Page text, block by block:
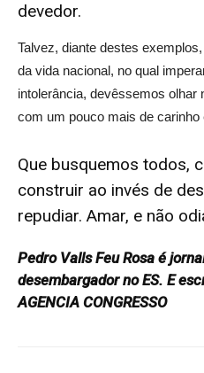
devedor.
Talvez, diante destes
da vida nacional, no qual
intolerância, devêssemos
com um pouco mais de carinho
Que busquemos todos,
construir ao invés de
repudiar. Amar, e não
Pedro Valls Feu Rosa é
desembargador no ES. E
AGENCIA CONGRESSO